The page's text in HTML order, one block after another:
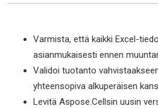
Varmista, että kaikki Excel-
asianmukaisesti ennen
Validoi tuotanto
yhteensopiva alkuperäisen
Levitä Aspose.Cellsin uusin